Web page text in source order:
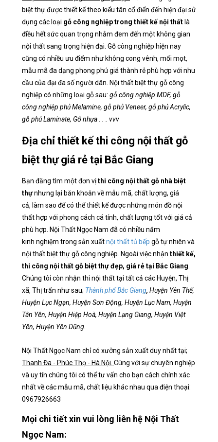
biệt thự được thiết kế theo kiểu tân cổ điển đến hiện đại sử
dụng các loại gỗ công nghiệp trong thiết kế nội thất là
điều hết sức quan trọng nhằm đem đến một không gian
nội thất sang trọng hiện đại. Gỗ công nghiệp hiện nay
cũng có nhiều ưu điểm như không cong vênh, mối mọt,
mẫu mã đa dạng phong phú giá thành rẻ phù hợp với nhu
cầu của đại đa số người dân. Nội thất biệt thự gỗ công
nghiệp có những loại gỗ sau: gỗ công nghiệp MDF, gỗ
công nghiệp phủ Melamine, gỗ phủ Veneer, gỗ phủ Acrylic,
gỗ phủ Laminate, Gỗ nhựa . . . vvv
Địa chỉ thiết kế thi công nội thất gỗ
biệt thự giá rẻ tại Bắc Giang
Bạn đăng tìm một đơn vịthi công nội thất gỗ nhà biệt
thựnhưng lại băn khoăn về mẫu mã, chất lượng, giá
cả, làm sao để có thể thiết kế được những món đồ nội
thất hợp với phong cách cá tính, chất lượng tốt với giá cả
phù hợp. Nội Thất Ngọc Nam đã có nhiều năm
kinh nghiệm trong sản xuấtnội thất tủ bếp gỗ tự nhiên và
nội thất biệt thự gỗ công nghiệp. Ngoài việc nhận thiết kế,
thi công nội thất gỗ biệt thự đẹp, giá rẻ tại Bắc Giang
Chúng tôi còn nhận thi nội thất tại tất cả các Huyện, Thị
xã, Thị trấn như sau; Thành phố Bắc Giang, Huyện Yên Thế,
Huyện Lục Ngạn, Huyện Sơn Động, Huyện Lục Nam, Huyện
Tân Yên, Huyện Hiệp Hoà, Huyện Lạng Giang, Huyện Việt
Yên, Huyện Yên Dũng.
Nội Thất Ngọc Nam chỉ có xưởng sản xuất duy nhất tại;
Thanh Đa - Phúc Thọ - Hà Nội. Cùng với sự chuyên nghiệp
và uy tín chúng tôi có thể tư vấn cho bạn cách chính xác
nhất về các mẫu mã, chất liệu khác nhau qua điện thoại:
0967926663
Mọi chi tiết xin vui lòng liên hệ Nội Thất
Ngọc Nam: